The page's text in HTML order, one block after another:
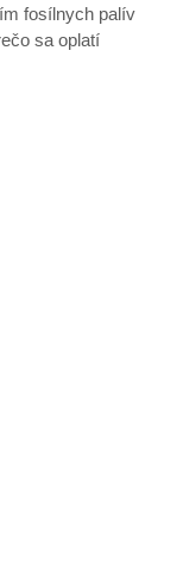
fosílnych palív
sa oplatí